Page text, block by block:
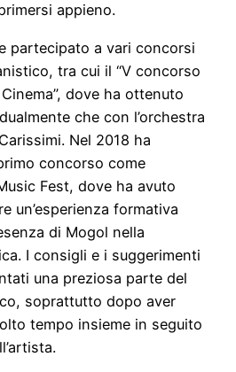
appieno.
partecipato a vari concorsi
tra cui il “V concorso
dove ha ottenuto
che con l’orchestra
Nel 2018 ha
concorso come
Fest, dove ha avuto
un’esperienza formativa
di Mogol nella
I consigli e i suggerimenti
una preziosa parte del
soprattutto dopo aver
tempo insieme in seguito